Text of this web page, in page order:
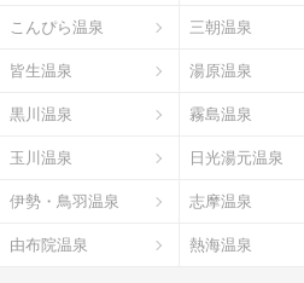
こんぴら温泉 三朝温泉
皆生温泉 湯原温泉
黒川温泉 霧島温泉
玉川温泉 日光湯元温泉
伊勢・鳥羽温泉 志摩温泉
由布院温泉 熱海温泉